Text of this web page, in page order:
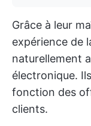
Grâce à leur
expérience de
naturellement
électronique.
fonction des
clients.